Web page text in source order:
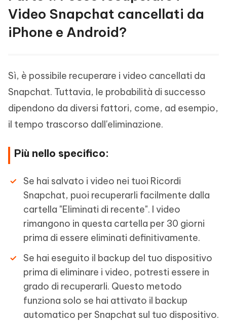
Video Snapchat cancellati da
iPhone e Android?
Sì, è possibile recuperare i video cancellati da
Snapchat. Tuttavia, le probabilità di successo
dipendono da diversi fattori, come, ad esempio,
il tempo trascorso dall'eliminazione.
Più nello specifico:
Se hai salvato i video nei tuoi Ricordi
Snapchat, puoi recuperarli facilmente dalla
cartella "Eliminati di recente". I video
rimangono in questa cartella per 30 giorni
prima di essere eliminati definitivamente.
Se hai eseguito il backup del tuo dispositivo
prima di eliminare i video, potresti essere in
grado di recuperarli. Questo metodo
funziona solo se hai attivato il backup
automatico per Snapchat sul tuo dispositivo.